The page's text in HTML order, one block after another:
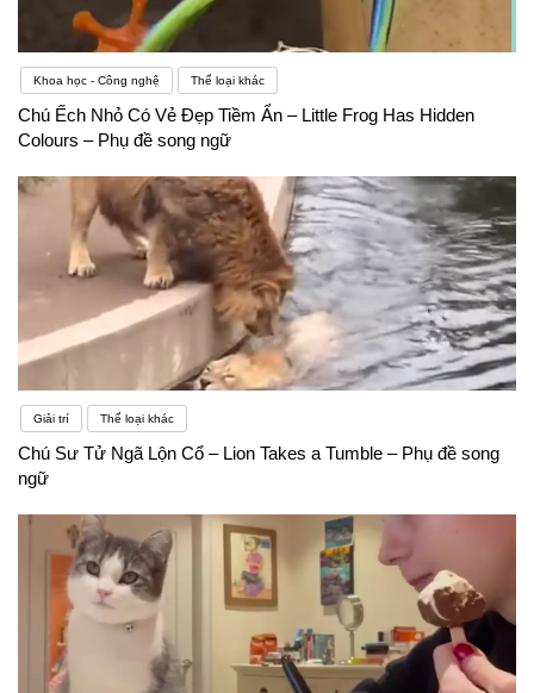
Khoa học - Công nghệ Thể loại khác
Chú Ếch Nhỏ Có Vẻ Đẹp Tiềm Ẩn – Little Frog Has Hidden
Colours – Phụ đề song ngữ
Giải trí Thể loại khác
Chú Sư Tử Ngã Lộn Cổ – Lion Takes a Tumble – Phụ đề song
ngữ